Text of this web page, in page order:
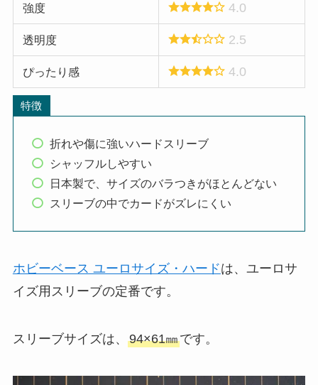
強度 4.0
透明度 2.5
ぴったり感 4.0
特徴
折れや傷に強いハードスリーブ
シャッフルしやすい
日本製で、サイズのバラつきがほとんどない
スリーブの中でカードがズレにくい
ホビーベース ユーロサイズ・ハードは、ユーロサ
イズ用スリーブの定番です。
スリーブサイズは、 94×61㎜です。